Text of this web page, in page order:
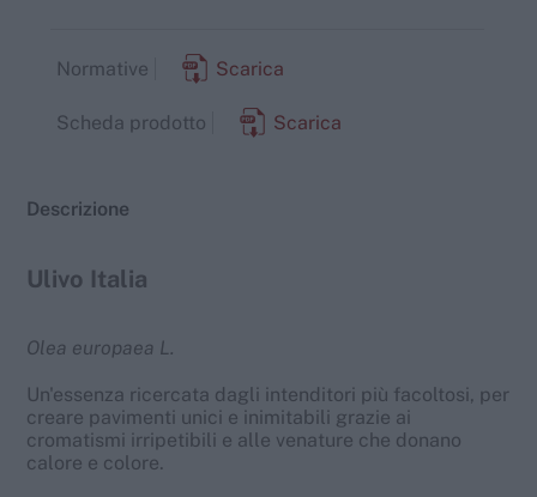
Normative Scarica
Scheda prodotto Scarica
Descrizione
Ulivo Italia
Olea europaea L.
Un'essenza ricercata dagli intenditori più facoltosi, per
creare pavimenti unici e inimitabili grazie ai
cromatismi irripetibili e alle venature che donano
calore e colore.